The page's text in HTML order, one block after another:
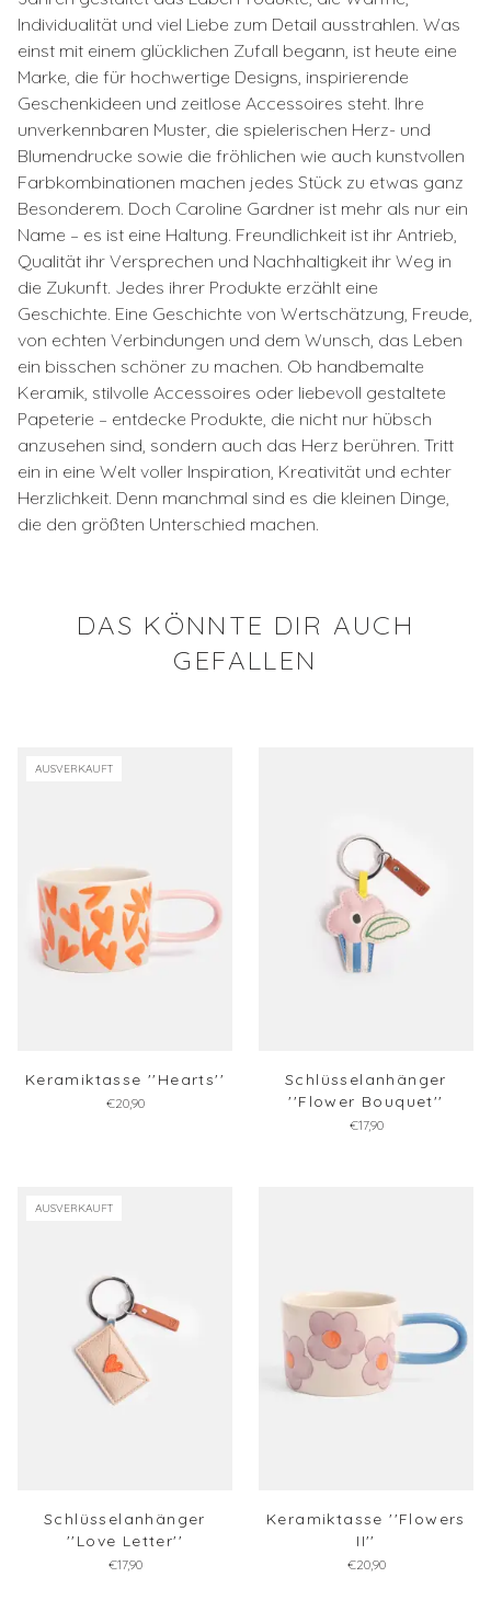
Individualität und viel Liebe zum Detail ausstrahlen. Was
einst mit einem glücklichen Zufall begann, ist heute eine
Marke, die für hochwertige Designs, inspirierende
Geschenkideen und zeitlose Accessoires steht. Ihre
unverkennbaren Muster, die spielerischen Herz- und
Blumendrucke sowie die fröhlichen wie auch kunstvollen
Farbkombinationen machen jedes Stück zu etwas ganz
Besonderem. Doch Caroline Gardner ist mehr als nur ein
Name – es ist eine Haltung. Freundlichkeit ist ihr Antrieb,
Qualität ihr Versprechen und Nachhaltigkeit ihr Weg in
die Zukunft. Jedes ihrer Produkte erzählt eine
Geschichte. Eine Geschichte von Wertschätzung, Freude,
von echten Verbindungen und dem Wunsch, das Leben
ein bisschen schöner zu machen. Ob handbemalte
Keramik, stilvolle Accessoires oder liebevoll gestaltete
Papeterie – entdecke Produkte, die nicht nur hübsch
anzusehen sind, sondern auch das Herz berühren. Tritt
ein in eine Welt voller Inspiration, Kreativität und echter
Herzlichkeit. Denn manchmal sind es die kleinen Dinge,
die den größten Unterschied machen.
DAS KÖNNTE DIR AUCH
GEFALLEN
AUSVERKAUFT
Keramiktasse ''Hearts''
€20,90
Schlüsselanhänger
''Flower Bouquet''
€17,90
AUSVERKAUFT
Schlüsselanhänger
''Love Letter''
€17,90
Keramiktasse ''Flowers
II''
€20,90